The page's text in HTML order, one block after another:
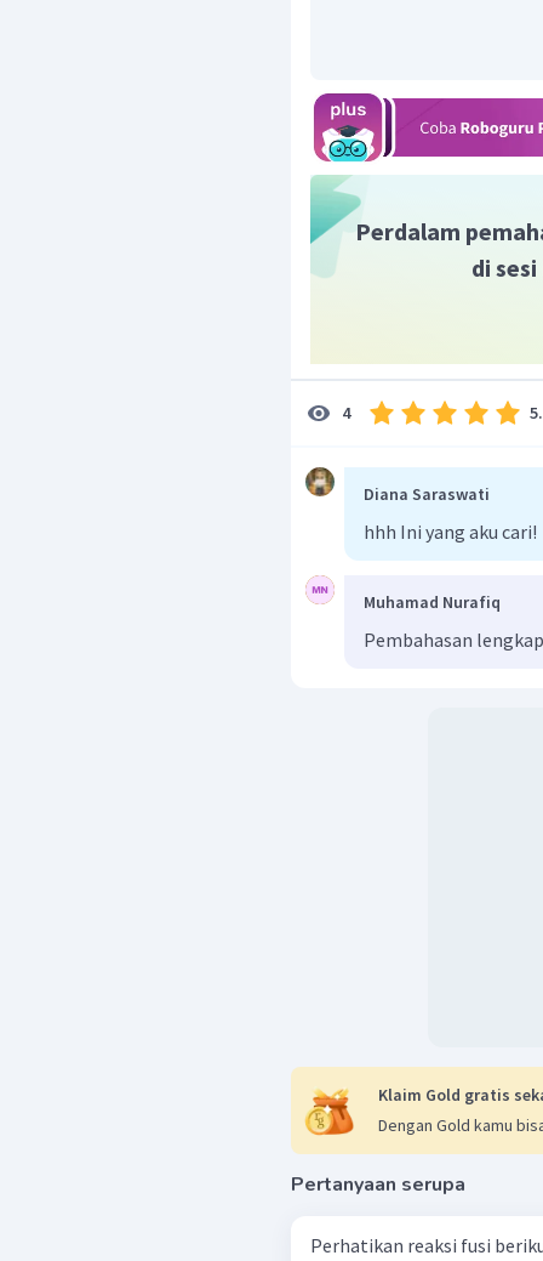
Perdalam
di
4
Diana Saraswati
hhh Ini yang aku cari!
Muhamad Nurafiq
Pembahasan
Klaim Gold gratis
Dengan Gold kamu
Pertanyaan serupa
Perhatikan reaksi fusi berikut! 2 3 ​ He + 2 3 ​ He → 2 4 ​ He + 1 1 ​ H + 1